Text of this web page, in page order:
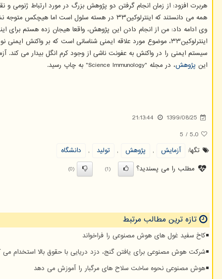
هربرت افزود: از زمان انجام گرفتن دو پژوهش بزرگ در مورد ارتباط ژنومی و نقش آن در بیماری زایی آسم، افراد بسیاری به
همه می دانستند که اﻳﻨﺘﺮﻟﻮﻛﻴﻦ۳۳ در هسته سلول است اما هیچکس متوجه نشد که چگونه از سلول بیرون می آید تا با بقیه عناصر همکاری کند.
وی ادامه داد: من از انجام دادن این پژوهش، واقعا هیجان زده هستم برای اینکه ما نه فقط اﻳﻨﺘﺮﻟﻮﻛﻴﻦ۳۳ را در سلولی یافتیم که هیچکس انتظارش را نداشت، بلکه
سیستم ایمنی را در واکنش به عفونت ناشی از وجود کرم انگل بیدار می کند. آزمایشی که روی
این پژوهش، در مجله "Science Immunology" به چاپ رسید.
1399/08/25
21:13:44
5.0
/
5
تگها:
آزمایش , پژوهش , تولید ,
دانشگاه
مطلب را می پسندید؟
(1)
(0)
تازه ترین مطالب مرتبط
کاخ سفید غول های هوش مصنوعی را فراخواند
شرکت هوش مصنوعی برای یافتن گنج، دزد دریایی با حقوق بالا استخدام می
هوش مصنوعی نحوه ساخت سلاح های مرگبار را آموزش می دهد